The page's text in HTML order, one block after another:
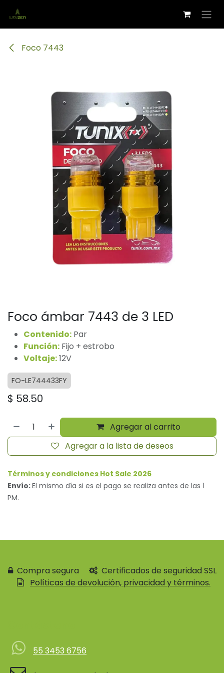
Foco 7443
Foco ámbar 7443 de 3 LED
Contenido: Par
Función: Fijo + estrobo
Voltaje:12V
FO-LE744433FY
$ 58.50
Agregar al carrito
Agregar a la lista de deseos
Términos y condiciones Hot Sale 2026
Envío:El mismo día si es el pago se realiza antes de las 1
PM.
Compra segura
Certificados de seguridad SSL
Políticas de devolución, privacidad y términos.
55 3453 6756